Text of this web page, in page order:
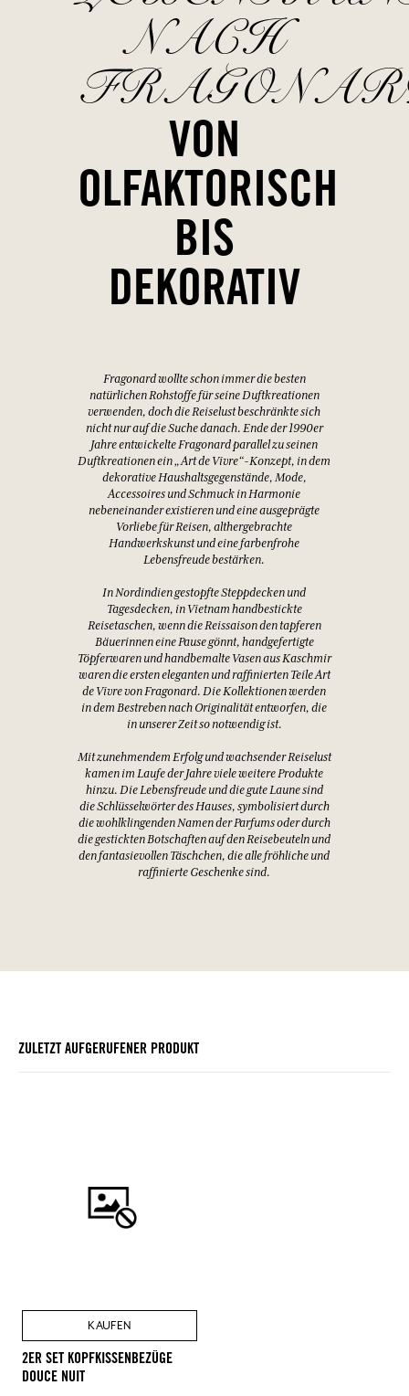
NACH
VON
OLFAKTORISCH
BIS
DEKORATIV
Fragonard wollte schon immer die besten
natürlichen Rohstoffe für seine Duftkreationen
verwenden, doch die Reiselust beschränkte sich
nicht nur auf die Suche danach. Ende der 1990er
Jahre entwickelte Fragonard parallel zu seinen
Duftkreationen ein „Art de Vivre“-Konzept, in dem
dekorative Haushaltsgegenstände, Mode,
Accessoires und Schmuck in Harmonie
nebeneinander existieren und eine ausgeprägte
Vorliebe für Reisen, althergebrachte
Handwerkskunst und eine farbenfrohe
Lebensfreude bestärken.
In Nordindien gestopfte Steppdecken und
Tagesdecken, in Vietnam handbestickte
Reisetaschen, wenn die Reissaison den tapferen
Bäuerinnen eine Pause gönnt, handgefertigte
Töpferwaren und handbemalte Vasen aus Kaschmir
waren die ersten eleganten und raffinierten Teile Art
de Vivre von Fragonard. Die Kollektionen werden
in dem Bestreben nach Originalität entworfen, die
in unserer Zeit so notwendig ist.
Mit zunehmendem Erfolg und wachsender Reiselust
kamen im Laufe der Jahre viele weitere Produkte
hinzu. Die Lebensfreude und die gute Laune sind
die Schlüsselwörter des Hauses, symbolisiert durch
die wohlklingenden Namen der Parfums oder durch
die gestickten Botschaften auf den Reisebeuteln und
den fantasievollen Täschchen, die alle fröhliche und
raffinierte Geschenke sind.
ZULETZT AUFGERUFENER PRODUKT
KAUFEN
2ER SET KOPFKISSENBEZÜGE
DOUCE NUIT